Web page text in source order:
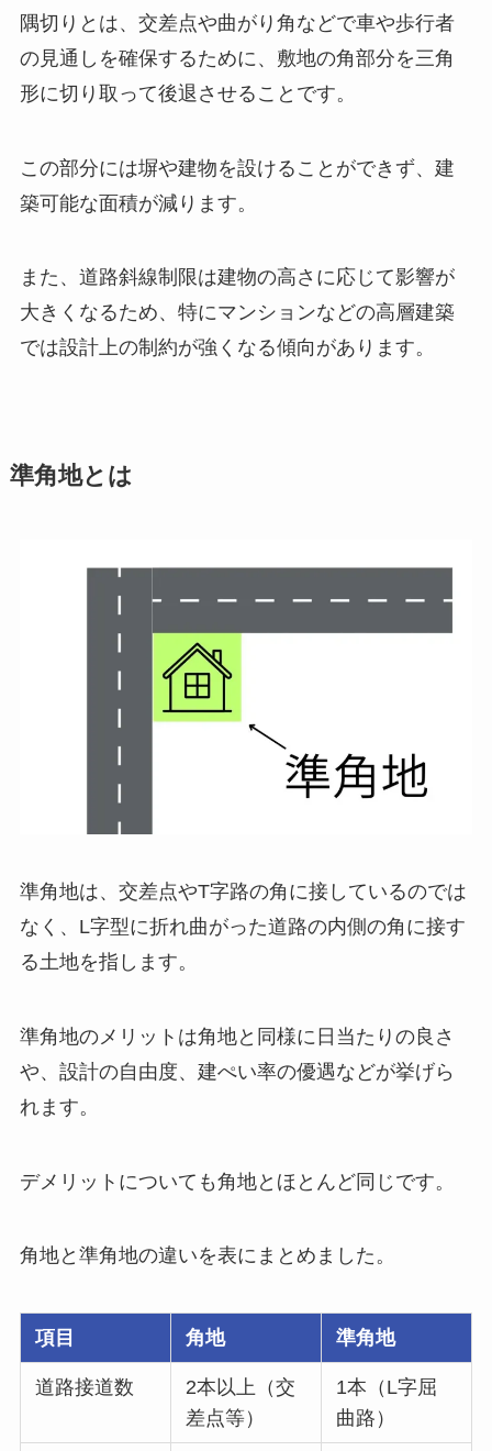
隅切りとは、交差点や曲がり角などで車や歩行者
の見通しを確保するために、敷地の角部分を三角
形に切り取って後退させることです。
この部分には塀や建物を設けることができず、建
築可能な面積が減ります。
また、道路斜線制限は建物の高さに応じて影響が
大きくなるため、特にマンションなどの高層建築
では設計上の制約が強くなる傾向があります。
準角地とは
準角地は、交差点やT字路の角に接しているのでは
なく、L字型に折れ曲がった道路の内側の角に接す
る土地を指します。
準角地のメリットは角地と同様に日当たりの良さ
や、設計の自由度、建ぺい率の優遇などが挙げら
れます。
デメリットについても角地とほとんど同じです。
角地と準角地の違いを表にまとめました。
項目 角地 準角地
道路接道数
2本以上（交
差点等）
1本（L字屈
曲路）